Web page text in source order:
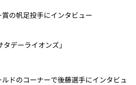
の帆足投手にインタビュー
タデーライオンズ」
ドのコーナーで後藤選手にインタビュ